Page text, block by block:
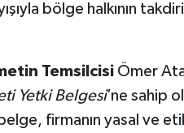
bölge halkının
TemsilcisiÖmer
Yetki Belgesi’ne sahip
firmanın yasal ve